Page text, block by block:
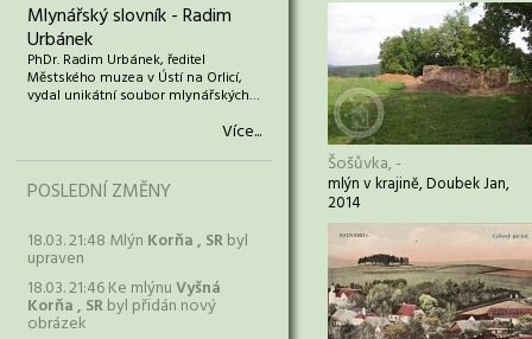
Mlynářský slovník - Radim
Urbánek
PhDr. Radim Urbánek, ředitel
Městského muzea v Ústí na Orlicí,
vydal unikátní soubor mlynářských…
Více...
POSLEDNÍ ZMĚNY
18.03. 21:48 Mlýn Korňa , SRbyl
upraven
18.03. 21:46 Ke mlýnuVyšná
Korňa , SRbyl přidán nový
obrázek
Šošůvka, -
mlýn v krajině, Doubek Jan,
2014